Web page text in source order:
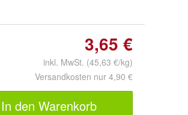
3,65 €
inkl. MwSt. (45,63 €/kg)
Versandkosten nur 4,90 €
In den Warenkorb